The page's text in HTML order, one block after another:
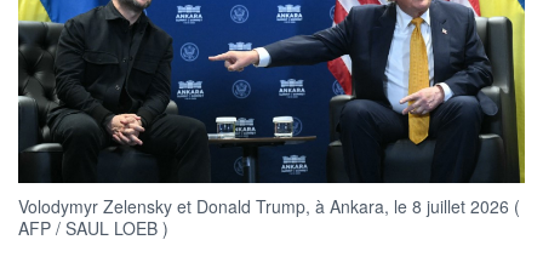
Volodymyr Zelensky et Donald Trump, à Ankara, le 8 juillet 2026 (
AFP / SAUL LOEB )